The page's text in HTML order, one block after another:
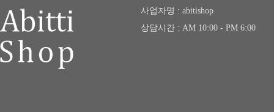
사업자명 : abitishop
상담시간 : AM 10:00 - PM 6:00